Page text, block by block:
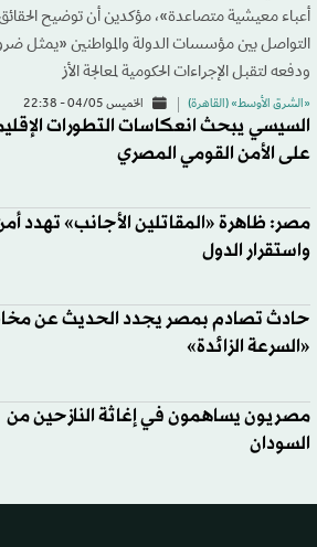
أعباء معيشية متصاعدة»، مؤكدين أن توضيح الحقائق
التواصل بين مؤسسات الدولة والمواطنين «يمثل
ودفعه لتقبل الإجراءات الحكومية لمعالجة الأز
«الشرق الأوسط» (القاهرة) الخميس 04/05 - 22:38
السيسي يبحث انعكاسات التطورات
على الأمن القومي المصري
مصر: ظاهرة «المقاتلين الأجانب» تهدد
واستقرار الدول
حادث تصادم بمصر يجدد الحديث عن
«السرعة الزائدة»
مصريون يساهمون في إغاثة النازحين من
السودان